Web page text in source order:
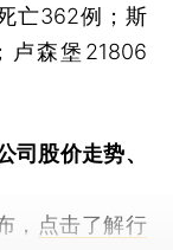
亡362例；斯
卢森堡21806
司股价走势、
点击了解行